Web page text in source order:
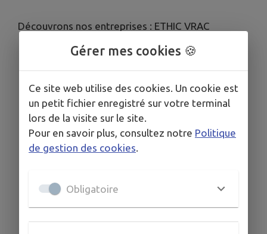
Découvrons nos entreprises : ETHIC VRAC
Télécharger la pièce jointe
Gérer mes cookies 🍪
Ce site web utilise des cookies. Un cookie est
un petit fichier enregistré sur votre terminal
lors de la visite sur le site.
Pour en savoir plus, consultez notre Politique
de gestion des cookies.
Obligatoire